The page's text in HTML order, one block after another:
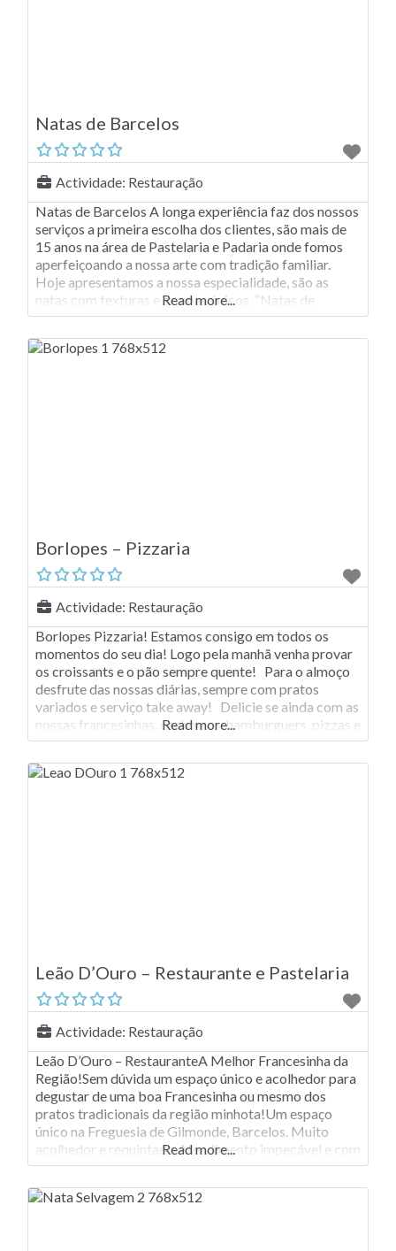
Natas de Barcelos
Actividade: Restauração
Natas de Barcelos A longa experiência faz dos nossos
serviços a primeira escolha dos clientes, são mais de
15 anos na área de Pastelaria e Padaria onde fomos
aperfeiçoando a nossa arte com tradição familiar.
Hoje apresentamos a nossa especialidade, são as
natas com texturas e aromas únicos, “Natas de
Barcelos” com sabores variados, Tradicionais, de
Chocolate e Frutos Silvestres.
Read more...
Borlopes – Pizzaria
Actividade: Restauração
Borlopes Pizzaria! Estamos consigo em todos os
momentos do seu dia! Logo pela manhã venha provar
os croissants e o pão sempre quente! Para o almoço
desfrute das nossas diárias, sempre com pratos
variados e serviço take away! Delicie se ainda com as
nossas francesinhas, cachorros, hamburguers, pizzas e
kebabs! Borlopes pastelaria e pizzaria! Para sua
comodidade
Read more...
Leão D’Ouro – Restaurante e Pastelaria
Actividade: Restauração
Leão D’Ouro – RestauranteA Melhor Francesinha da
Região!Sem dúvida um espaço único e acolhedor para
degustar de uma boa Francesinha ou mesmo dos
pratos tradicionais da região minhota!Um espaço
único na Freguesia de Gilmonde, Barcelos. Muito
acolhedor e requintado.Atendimento impecável e com
muita qualidade.A comida no Leão D’Ouro é uma
homenagem perfeita à comida tradicional da
região!Experimentem, tudo feito na
Read more...